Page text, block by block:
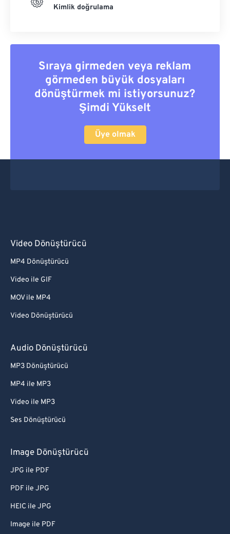
Kimlik doğrulama
Sıraya girmeden veya reklam
görmeden büyük dosyaları
dönüştürmek mi istiyorsunuz?
Şimdi Yükselt
Üye olmak
Video Dönüştürücü
MP4 Dönüştürücü
Video ile GIF
MOV ile MP4
Video Dönüştürücü
Audio Dönüştürücü
MP3 Dönüştürücü
MP4 ile MP3
Video ile MP3
Ses Dönüştürücü
Image Dönüştürücü
JPG ile PDF
PDF ile JPG
HEIC ile JPG
Image ile PDF